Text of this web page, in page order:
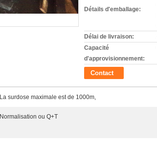
Détails d'emballage:
Délai de livraison:
Capacité
d'approvisionnement:
Contact
La surdose maximale est de 1000m,
Normalisation ou Q+T